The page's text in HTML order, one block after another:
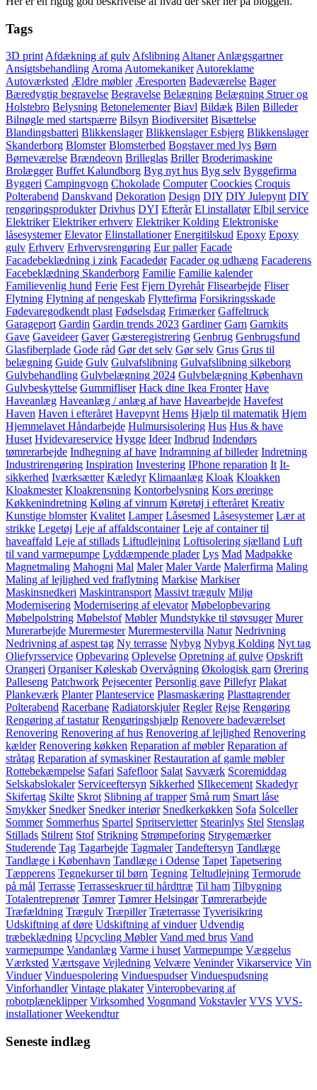
Tags
3D printAfdækning af gulvAfslibningAltanerAnlægsgartner
AnsigtsbehandlingAromaAutomekanikerAutoreklame
Autoværksted Ældre møbler Æresporten Badeværelse Bager
Bæredygtig begravelse Begravelse Belægning Belægning Struer og
Holstebro Belysning Betonelementer Biavl Bildæk Bilen Billeder
Bilnøgle med startspærre Bilsyn Biodiversitet Bisættelse
Blandingsbatteri Blikkenslager Blikkenslager Esbjerg Blikkenslager
Skanderborg Blomster Blomsterbed Bogstaver med lys Børn
Børneværelse Brændeovn Brilleglas Briller Broderimaskine
Brolægger Buffet Kalundborg Byg nyt hus Byg selv Byggefirma
Byggeri Campingvogn Chokolade Computer Coockies Croquis
Polterabend Danskvand Dekoration Design DIY DIY Julepynt DIY
rengøringsprodukter Drivhus DYI Efterår El installatør Elbil service
Elektriker Elektriker erhverv Elektriker Kolding Elektroniske
låsesystemer Elevator Elinstallationer Energitilskud Epoxy Epoxy
gulv Erhverv Erhvervsrengøring Eur paller Facade
Facadebeklædning i zink Facadedør Facader og udhæng Facaderens
Facebeklædning Skanderborg Familie Familie kalender
Familievenlig hund Ferie Fest Fjern Dyrehår Flisearbejde Fliser
Flytning Flytning af pengeskab Flyttefirma Forsikringsskade
Fødevaregodkendt plast Fødselsdag Frimærker Gaffeltruck
Garageport Gardin Gardin trends 2023 Gardiner Garn Garnkits
Gave Gaveideer Gaver Gæsteregistrering Genbrug Genbrugsfund
Glasfiberplade Gode råd Gør det selv Gør selv Grus Grus til
belægning Guide Gulv Gulvafslibning Gulvafslibning silkeborg
Gulvbehandling Gulvbelægning 2024 Gulvbelægning København
Gulvbeskyttelse Gummifliser Hack dine Ikea Fronter Have
Haveanlæg Haveanlæg / anlæg af have Havearbejde Havefest
Haven Haven i efteråret Havepynt Hems Hjælp til matematik Hjem
Hjemmelavet Håndarbejde Hulmursisolering Hus Hus & have
Huset Hvidevareservice Hygge Ideer Indbrud Indendørs
tømrerarbejde Indhegning af have Indramning af billeder Indretning
Industrirengøring Inspiration Investering IPhone reparation It It-
sikkerhed Iværksætter Kæledyr Klimaanlæg Kloak Kloakken
Kloakmester Kloakrensning Kontorbelysning Kors øreringe
Køkkenindretning Køling af vinrum Køretøj i efteråret Kreativ
Kunstige blomster Kvalitet Lamper Låsesmed Låsesystemer Lær at
strikke Legetøj Leje af affaldscontainer Leje af container til
haveaffald Leje af stillads Liftudlejning Loftisolering sjælland Luft
til vand varmepumpe Lyddæmpende plader Lys Mad Madpakke
Magnetmaling Mahogni Mal Maler Maler Varde Malerfirma Maling
Maling af lejlighed ved fraflytning Markise Markiser
Maskinsnedkeri Maskintransport Massivt trægulv Miljø
Modernisering Modernisering af elevator Møbelopbevaring
Møbelpolstring Møbelstof Møbler Mundstykke til støvsuger Murer
Murerarbejde Murermester Murermestervilla Natur Nedrivning
Nedrivning af aspest tag Ny terrasse Nybyg Nybyg Kolding Nyt tag
Oliefyrsservice Opbevaring Oplevelse Opretning af gulve Opskrift
Orangeri Organiser Køleskab Overvågning Økologisk garn Ørering
Palleseng Patchwork Pejsecenter Personlig gave Pillefyr Plakat
Plankeværk Planter Planteservice Plasmaskæring Plasttagrender
Polterabend Racerbane Radiatorskjuler Regler Rejse Rengøring
Rengøring af tastatur Rengøringshjælp Renovere badeværelset
Renovering Renovering af hus Renovering af lejlighed Renovering
kælder Renovering køkken Reparation af møbler Reparation af
stråtag Reparation af symaskiner Restauration af gamle møbler
Rottebekæmpelse Safari Safefloor Salat Savværk Scoremiddag
Selskabslokaler Serviceeftersyn Sikkerhed SIlkecement Skadedyr
Skifertag Skilte Skrot Slibning af trapper Små rum Smart låse
Smykker Snedker Snedker interiør Snedkerkøkken Sofa Solceller
Sommer Sommerhus Spartel Spritservietter Stearinlys Stel Stenslag
Stillads Stilrent Stof Strikning Strømpeforing Strygemærker
Studerende Tag Tagarbejde Tagmaler Tandeftersyn Tandlæge
Tandlæge i København Tandlæge i Odense Tapet Tapetsering
Tæpperens Tegnekurser til børn Tegning Teltudlejning Termorude
på mål Terrasse Terrasseskruer til hårdttræ Til ham Tilbygning
Totalentreprenør Tømrer Tømrer Helsingør Tømrerarbejde
Træfældning Trægulv Træpiller Træterrasse Tyverisikring
Udskiftning af døre Udskiftning af vinduer Udvendig
træbeklædning Upcycling Møbler Vand med brus Vand
varmepumpe Vandanlæg Varme i huset Varmepumpe Væggelus
Værksted Værtsgave Vejledning Velvære Veninder Vikarservice Vin
Vinduer Vinduespolering Vinduespudser Vinduespudsning
Vinforhandler Vintage plakater Vinteropbevaring af
robotplæneklipper Virksomhed Vognmand Vokstavler VVS VVS-
installationer Weekendtur
Seneste indlæg